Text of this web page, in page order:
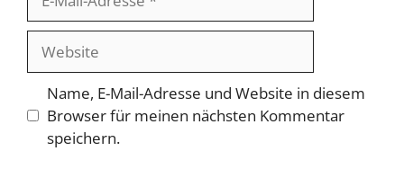
Mail-
Adresse
Name, E-Mail-Adresse und Website in diesem
Browser für meinen nächsten Kommentar
speichern.